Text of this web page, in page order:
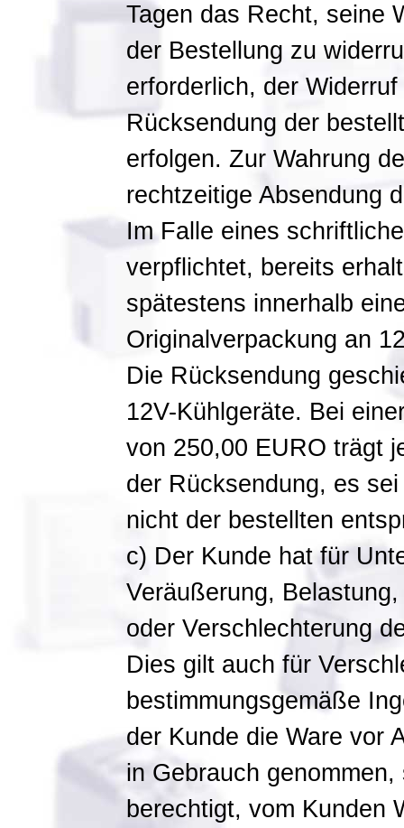
Tagen das Recht, seine
der Bestellung zu
erforderlich, der
Rücksendung der
erfolgen. Zur Wahrung
rechtzeitige Absendung
Im Falle eines
verpflichtet, bereits
spätestens innerhalb
Originalverpackung an
Die Rücksendung
12V-Kühlgeräte. Bei
von 250,00 EURO trägt
der Rücksendung, es
nicht der bestellten
c) Der Kunde hat für
Veräußerung,
oder Verschlechterung
Dies gilt auch für
bestimmungsgemäße
der Kunde die Ware vor
in Gebrauch
berechtigt, vom Kunden